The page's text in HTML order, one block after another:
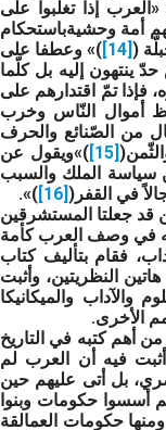
إذا تغلبوا على
أمة وحشيةباستحكام
(
)» وعطفا على
ينتهون إليه بل كلّما
فإذا تمّ اقتدارهم على
أموال النّاس وخرب
من الصّنائع والحرف
[15]
)»ويقول عن
سياسة الملك والسبب
في القفر(
)».
قد جعلتا المستشرقين
في وصف العرب كأمة
فقام بتأليف كتاب
النظريتين، وأثبت
والآداب والميكانيكا
الأخرى.
من أهم كتبه في التاريخ
فيه أن العرب لم
بل أتى عليهم حين
أسسوا حكومات وبنوا
حكومات العمالقة